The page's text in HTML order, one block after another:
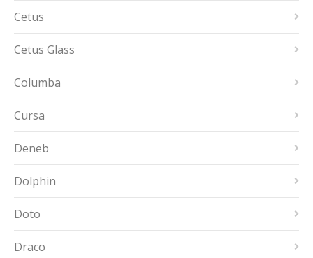
Cetus
Cetus Glass
Columba
Cursa
Deneb
Dolphin
Doto
Draco